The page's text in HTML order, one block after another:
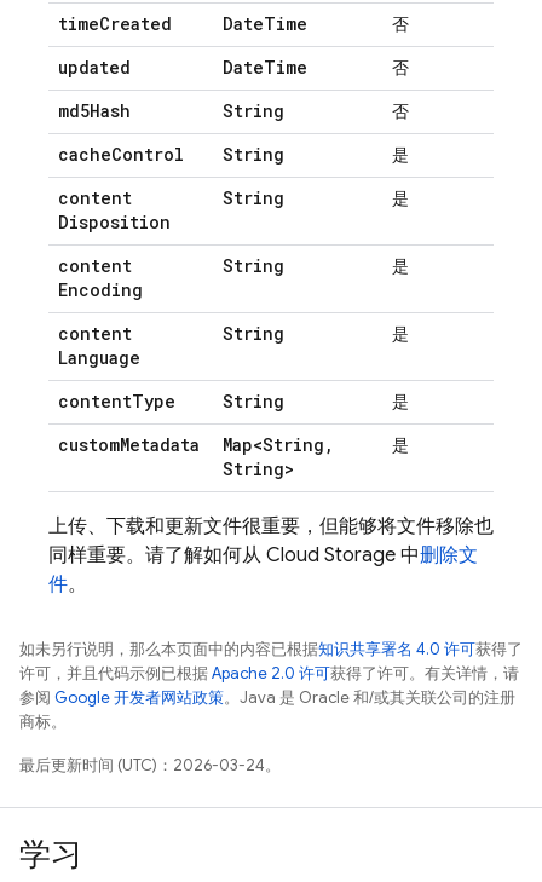
timeCreated DateTime 否
updated DateTime 否
md5Hash String 否
cacheControl String 是
content
Disposition
String 是
content
Encoding
String 是
content
Language
String 是
contentType String 是
customMetadata Map<String ,
String>
是
上传、下载和更新文件很重要，但能够将文件移除也
同样重要。请了解如何从 Cloud Storage 中删除文
件。
如未另行说明，那么本页面中的内容已根据知识共享署名 4.0 许可获得了
许可，并且代码示例已根据Apache 2.0 许可获得了许可。有关详情，请
参阅 Google 开发者网站政策。Java 是 Oracle 和/或其关联公司的注册
商标。
最后更新时间 (UTC)：2026-03-24。
学习